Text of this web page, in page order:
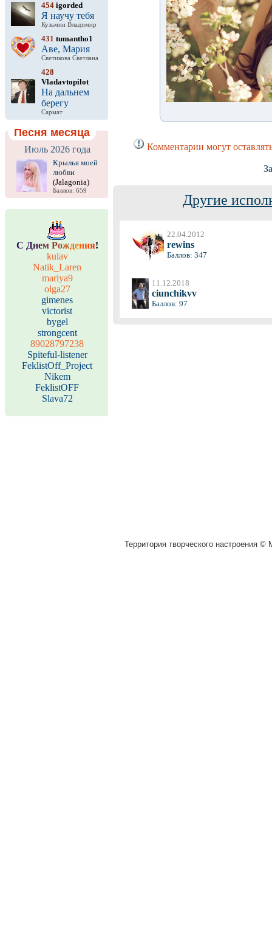
454 igorded
Я научу тебя
Кузьмин Владимир
431 tumantho1
Аве, Мария
Светикова Светлана
428
Vladavtopilot
На дальнем
берегу
Сармат
Песня месяца
Июль 2026 года
Крылья моей
любви
(Jalagonia)
Баллов: 659
С Днем Рождения!
kulav
Natik_Laren
mariya9
olga27
gimenes
victorist
bygel
strongcent
89028797238
Spiteful-listener
FeklistOff_Project
Nikem
FeklistOFF
Slava72
Комментарии могут
Другие
22.04.2012
rewins
Баллов: 347
11.12.2018
ciunchikvv
Баллов: 97
Территория творческого настроения